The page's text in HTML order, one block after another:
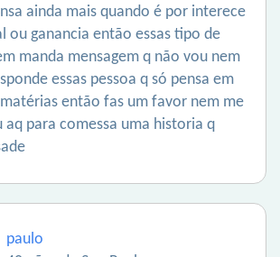
ainda mais quando é por interece
ou ganancia então essas tipo de
manda mensagem q não vou nem
essas pessoa q só pensa em
então fas um favor nem me
aq para comessa uma historia q
paulo